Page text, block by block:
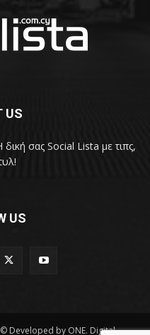
US
σας Social Lista με τιπς,
US
Developed by ONE. Digital